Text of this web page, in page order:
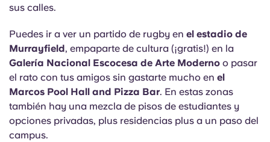
sus calles.
Puedes ir a ver un partido de rugby en el estadio de
Murrayfield, empaparte de cultura (¡gratis!) en la
Galería Nacional Escocesa de Arte Moderno o pasar
el rato con tus amigos sin gastarte mucho en el
Marcos Pool Hall and Pizza Bar. En estas zonas
también hay una mezcla de pisos de estudiantes y
opciones privadas, plus residencias plus a un paso del
campus.